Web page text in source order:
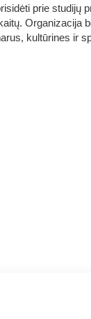
prie studijų
Organizacija
kultūrines ir